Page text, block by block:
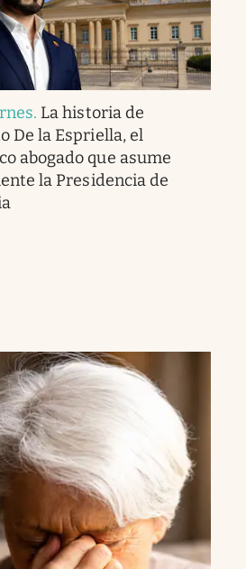
. La historia de
De la Espriella, el
abogado que asume
la Presidencia de